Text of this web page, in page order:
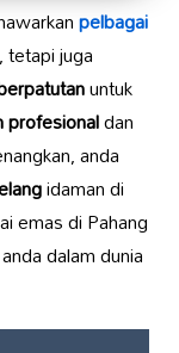
pelbagai
juga
untuk
profesionaldan
anda
idaman di
emas di Pahang
dalam dunia